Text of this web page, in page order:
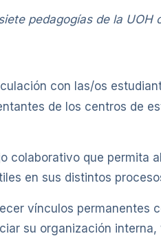
pedagogías de la
con las/os
de los centros de
colaborativo que permita
en sus distintos
vínculos permanentes
su organización